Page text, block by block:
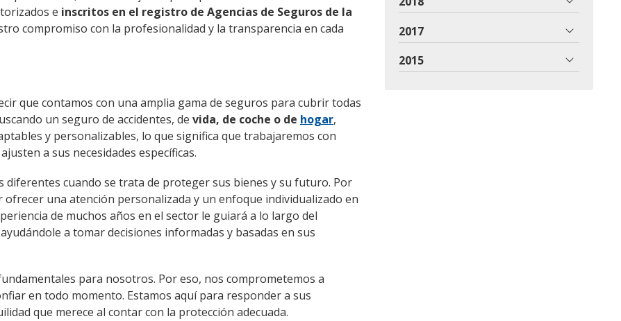
e inscritos en el registro de Agencias de Seguros de la
compromiso con la profesionalidad y la transparencia en cada
que contamos con una amplia gama de seguros para cubrir todas
un seguro de accidentes, de vida, de coche o de hogar,
y personalizables, lo que significa que trabajaremos con
a sus necesidades específicas.
diferentes cuando se trata de proteger sus bienes y su futuro. Por
una atención personalizada y un enfoque individualizado en
de muchos años en el sector le guiará a lo largo del
a tomar decisiones informadas y basadas en sus
para nosotros. Por eso, nos comprometemos a
en todo momento. Estamos aquí para responder a sus
que merece al contar con la protección adecuada.
2017
2015